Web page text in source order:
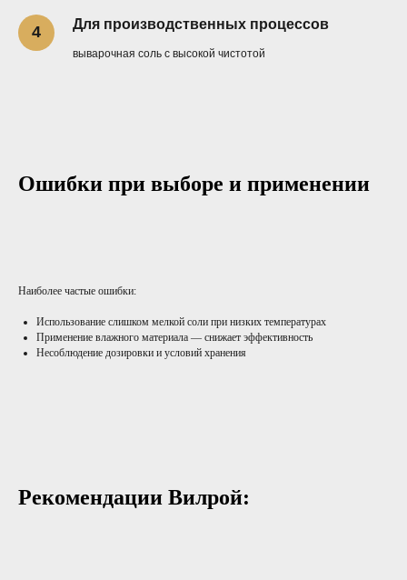
Для производственных процессов
выварочная соль с высокой чистотой
Ошибки при выборе и применении
Наиболее частые ошибки:
Использование слишком мелкой соли при низких температурах
Применение влажного материала — снижает эффективность
Несоблюдение дозировки и условий хранения
Рекомендации Вилрой: